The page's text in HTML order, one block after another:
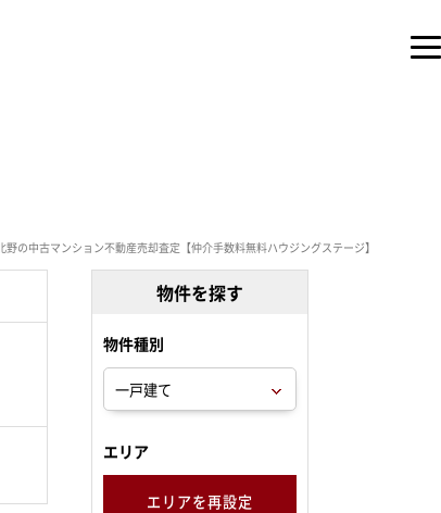
野の中古マンション不動産売却査定【仲介手数料無料ハウジングステージ】
物件を探す
物件種別
エリア
エリアを再設定